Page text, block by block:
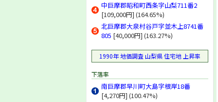
中巨摩郡昭和町西条字山梨711番2
[109,000円] (164.65%)
北巨摩郡大泉村谷戸字並木上8741番
805 [40,000円] (163.27%)
1990年 地価調査 山梨県 住宅地 上昇率
下落率
南巨摩郡早川町大島字根岸18番
[4,270円] (100.47%)